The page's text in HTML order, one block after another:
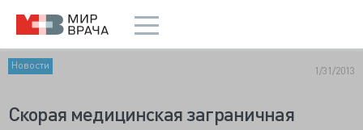
Новости 1/31/2013
Скорая медицинская заграничная